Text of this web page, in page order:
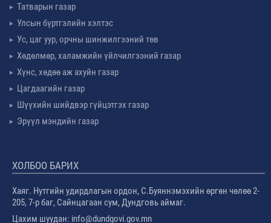
Татварын газар
Улсын бүртгэлийн хэлтэс
Ус, цаг уур, орчны шинжилгээний төв
Хөдөлмөр, халамжийн үйлчилгээний газар
Хүнс, хөдөө аж ахуйн газар
Цагдаагийн газар
Шүүхийн шийдвэр гүйцэтгэх газар
Эрүүл мэндийн газар
ХОЛБОО БАРИХ
Хаяг. Нутгийн удирдлагын ордон, С.Буяннэмэхийн өргөн чөлөө 2-
205, 7-р баг, Сайнцагаан сум, Дундговь аймаг.
Цахим шуудан: info@dundgovi.gov.mn